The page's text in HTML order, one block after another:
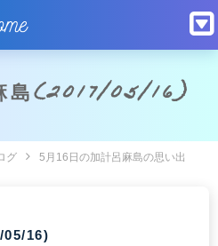
島(2017/05/16)
グ 5月16日の加計呂麻島の思い出
05/16)